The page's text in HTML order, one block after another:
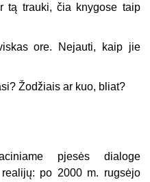
tą trauki, čia knygose taip
ore. Nejauti, kaip jie
Žodžiais ar kuo, bliat?
pjesės dialoge
po 2000 m. rugsėjo